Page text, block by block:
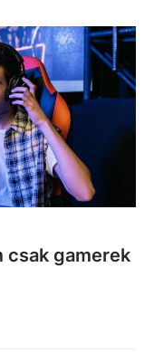
csak gamerek